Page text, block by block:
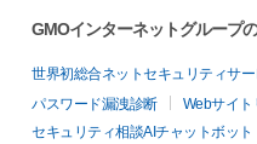
GMOインターネットグループ
世界初総合ネットセキュリティサー
パスワード漏洩診断
Webサイ
セキュリティ相談AIチャットボット